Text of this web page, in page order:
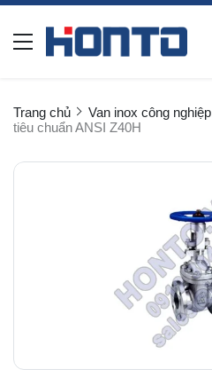
Trang chủ Van inox công nghiệp
tiêu chuẩn ANSI Z40H